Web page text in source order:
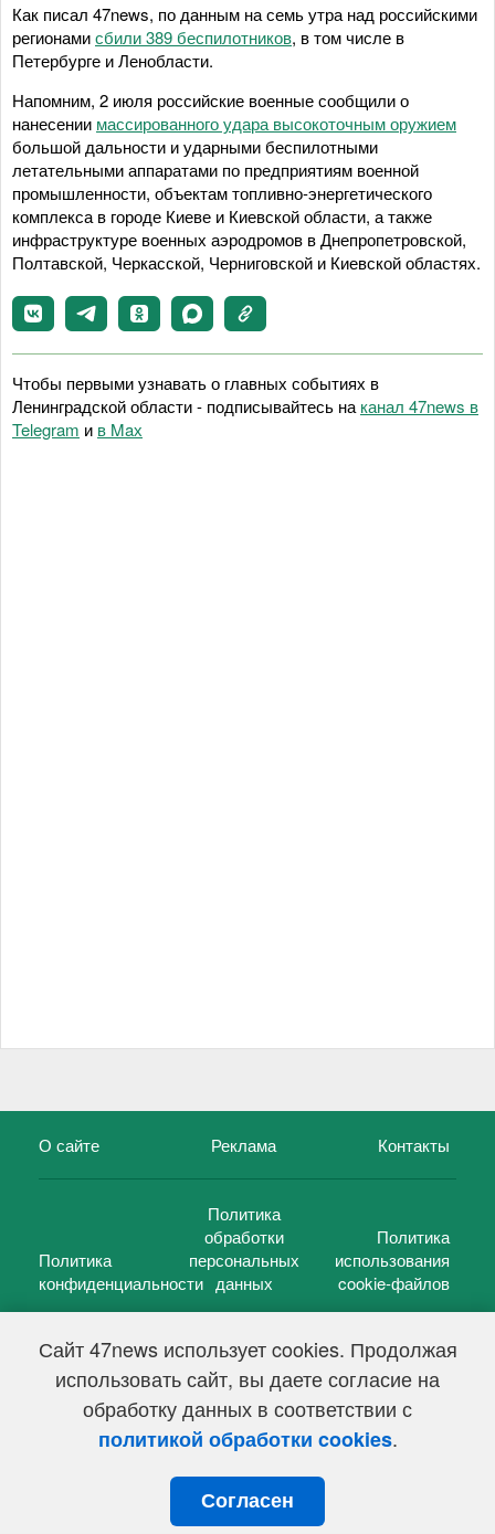
Сайт 47news использует cookies. Продолжая
использовать сайт, вы даете согласие на
обработку данных в соответствии с
политикой обработки cookies.
Согласен
Как писал 47news, по данным на семь утра над российскими
регионамисбили 389 беспилотников, в том числе в
Петербурге и Ленобласти.
Напомним, 2 июля российские военные сообщили о
нанесении массированного удара высокоточным оружием
большой дальности и ударными беспилотными
летательными аппаратами по предприятиям военной
промышленности, объектам топливно-энергетического
комплекса в городе Киеве и Киевской области, а также
инфраструктуре военных аэродромов в Днепропетровской,
Полтавской, Черкасской, Черниговской и Киевской областях.
Чтобы первыми узнавать о главных событиях в
Ленинградской области - подписывайтесь на канал 47news в
Telegram и в Maх
О сайте Реклама Контакты
Политика
конфиденциальности
Политика
обработки
персональных
данных
Политика
использования
cookie-файлов
47 новостей (47 news)2005 — 2026 г.
Свидетельство о регистрации СМИ Эл № ФС 77-39848, выдано
Федеральной службой по надзору в сфере связи,
информационных технологий и массовых коммуникаций